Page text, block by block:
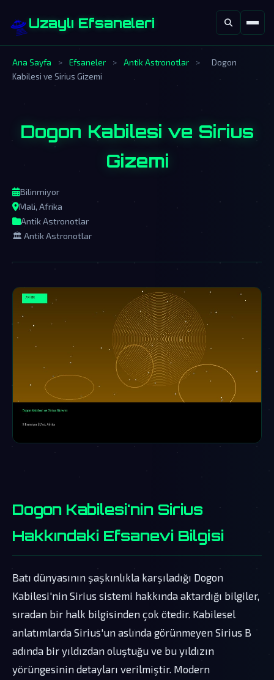
🛸Uzaylı Efsaneleri
Ana Sayfa > Efsaneler > Antik Astronotlar >
Dogon
Kabilesi ve Sirius Gizemi
Dogon Kabilesi ve Sirius
Gizemi
Bilinmiyor
Mali, Afrika
Antik Astronotlar
🏛️ Antik Astronotlar
Dogon Kabilesi'nin Sirius
Hakkındaki Efsanevi Bilgisi
Batı dünyasının şaşkınlıkla karşıladığı Dogon
Kabilesi'nin Sirius sistemi hakkında aktardığı bilgiler,
sıradan bir halk bilgisinden çok ötedir. Kabilesel
anlatımlarda Sirius'un aslında görünmeyen Sirius B
adında bir yıldızdan oluştuğu ve bu yıldızın
yörüngesinin detayları verilmiştir. Modern